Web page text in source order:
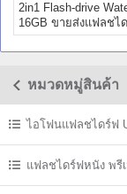
2in1 Flash-drive
16GB ขายส่งแฟลชไ
Premium
หมวดหมู่สินค้า
ไอโฟนแฟลชไดร์ฟ
แฟลชไดร์ฟหนัง พรี